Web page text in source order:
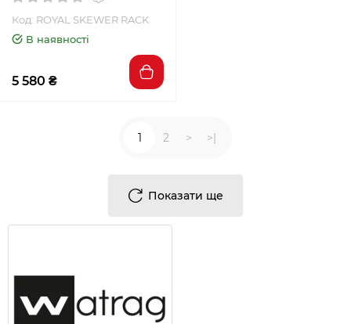
Код: ROYAL SKEWER RACK
В наявності
5 580 ₴
Показати ще
1 2 > >|